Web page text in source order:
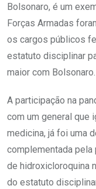
Bolsonaro, é um
Forças Armadas
os cargos públicos
estatuto disciplinar
maior com Bolsonaro.
A participação na
com um general que
medicina, já foi uma
complementada
de hidroxicloroquina
do estatuto